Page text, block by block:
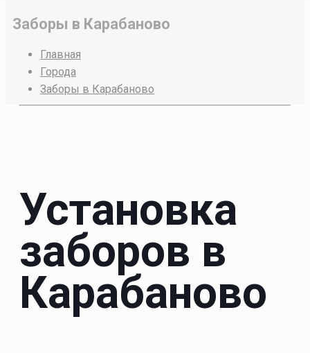
Заборы в Карабаново
Главная
Города
Заборы в Карабаново
Установка
заборов в
Карабаново